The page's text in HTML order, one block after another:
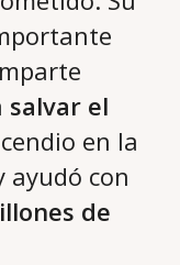
salvar el
en la
ayudó con
de